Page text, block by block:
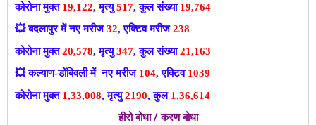
कोरोना मुक्त19,122, मृत्यु517, कुल संख्या19,764
💥बदलापुर में नए मरीज32, एक्टिव मरीज238
कोरोना मुक्त20,578, मृत्यु347, कुल संख्या21,163
💥कल्याण-डोंबिवली में नए मरीज 104, एक्टिव1039
कोरोना मुक्त1,33,008, मृत्यु2190, कुल 1,36,614
हीरो बोधा / करण बोधा